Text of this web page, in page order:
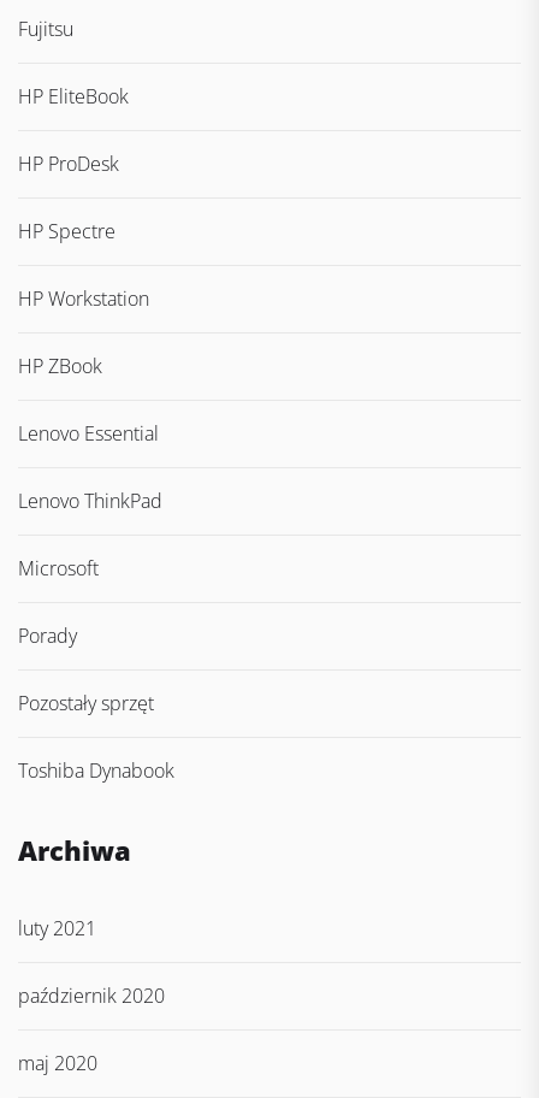
Fujitsu
HP EliteBook
HP ProDesk
HP Spectre
HP Workstation
HP ZBook
Lenovo Essential
Lenovo ThinkPad
Microsoft
Porady
Pozostały sprzęt
Toshiba Dynabook
Archiwa
luty 2021
październik 2020
maj 2020